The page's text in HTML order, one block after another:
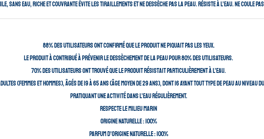
sans eau, riche et couvrante évite les tiraillements et ne dessèche pas la peau. Résiste à l’eau. Ne coule
88% des utilisateurs ont confirmé que le produit ne piquait pas les yeux.
Le produit à contribué à prévenir le dessèchement de la peau pour 80% des utilisateurs.
70% des utilisateurs ont trouvé que le produit résistait particulièrement à l’eau.
(femmes et hommes), âgés de 19 à 65 ans (âge moyen de 29 ans), dont 16 ayant tout type de peau au
pratiquant une activité dans l’eau régulièrement.
Respecte le milieu marin
Origine naturelle : 100%
Parfum d’origine naturelle : 100%